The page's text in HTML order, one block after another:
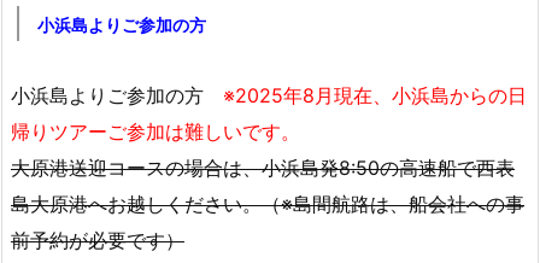
小浜島よりご参加の方
小浜島よりご参加の方 ※2025年8月現在、小浜島からの日
帰りツアーご参加は難しいです。
大原港送迎コースの場合は、小浜島発8:50の高速船で西表
島大原港へお越しください。（※島間航路は、船会社への事
前予約が必要です）